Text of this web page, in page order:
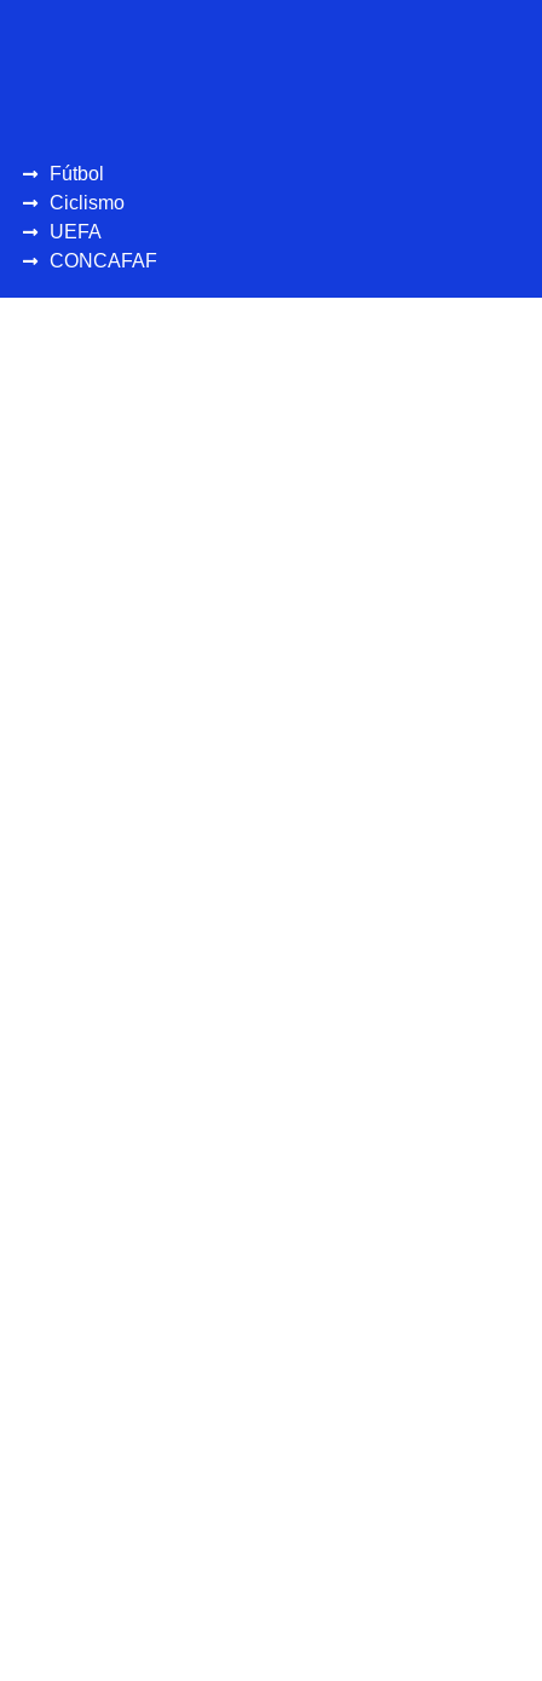
Fútbol
Ciclismo
UEFA
CONCAFAF